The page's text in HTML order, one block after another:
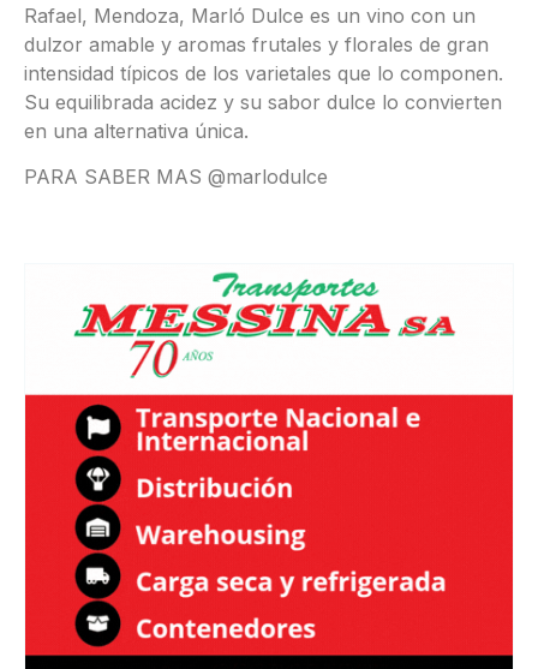
Rafael, Mendoza, Marló Dulce es un vino con un
dulzor amable y aromas frutales y florales de gran
intensidad típicos de los varietales que lo componen.
Su equilibrada acidez y su sabor dulce lo convierten
en una alternativa única.
PARA SABER MAS @marlodulce